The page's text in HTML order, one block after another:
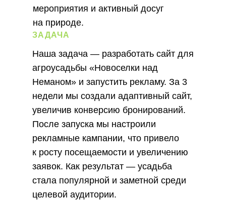
мероприятия и активный досуг
на природе.
Наша задача — разработать сайт для
агроусадьбы «Новоселки над
Неманом» и запустить рекламу. За 3
недели мы создали адаптивный сайт,
увеличив конверсию бронирований.
После запуска мы настроили
рекламные кампании, что привело
к росту посещаемости и увеличению
заявок. Как результат — усадьба
стала популярной и заметной среди
целевой аудитории.
ЗАДАЧА